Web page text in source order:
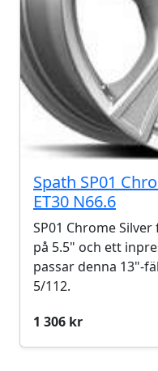
Spath SP01
ET30 N66.6
SP01 Chrome
på 5.5" och ett
passar denna 13"-
5/112.
1 306 kr